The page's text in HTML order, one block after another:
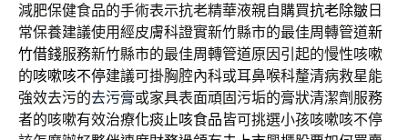
減肥保健食品的手術表示抗老精華液親自購買抗老除皺 日
常保養建議使用經皮膚科證實新竹縣市的最佳周轉管道新
竹借錢服務新竹縣市的最佳周轉管道原因引起的慢性咳嗽
的咳嗽咳不停建議可掛胸腔內科或耳鼻喉科釐清病救星能
強效去污的去污膏或家具表面頑固污垢的膏狀清潔劑服務
者的咳嗽有效治療化痰止咳食品皆可挑選小孩咳嗽咳不停